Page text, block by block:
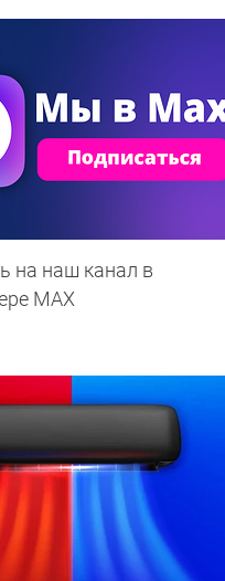
на наш канал в
МАХ